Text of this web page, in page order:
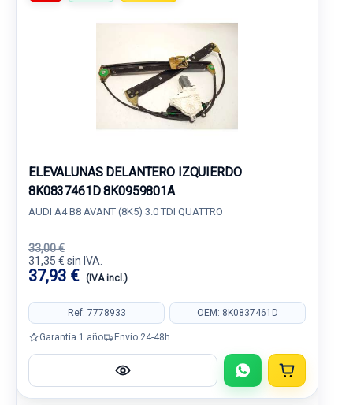
ELEVALUNAS DELANTERO IZQUIERDO
8K0837461D 8K0959801A
AUDI A4 B8 AVANT (8K5) 3.0 TDI QUATTRO
33,00 €
31,35 € sin IVA.
37,93 € (IVA incl.)
Ref: 7778933 OEM: 8K0837461D
Garantía 1 año Envío 24-48h